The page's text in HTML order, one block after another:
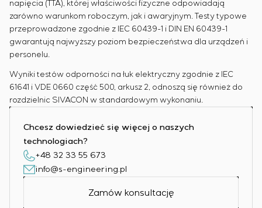
napięcia (TTA), której właściwości fizyczne odpowiadają
zarówno warunkom roboczym, jak i awaryjnym. Testy typowe
przeprowadzone zgodnie z IEC 60439-1 i DIN EN 60439-1
gwarantują najwyższy poziom bezpieczeństwa dla urządzeń i
personelu.
Wyniki testów odporności na łuk elektryczny zgodnie z IEC
61641 i VDE 0660 część 500, arkusz 2, odnoszą się również do
rozdzielnic SIVACON w standardowym wykonaniu.
Chcesz dowiedzieć się więcej o naszych
technologiach?
+48 32 33 55 673
info@s-engineering.pl
Zamów konsultację